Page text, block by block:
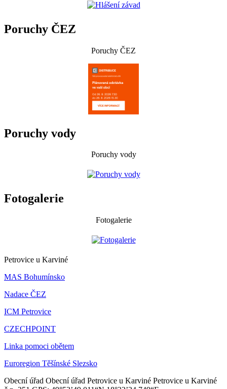
Poruchy ČEZ
Poruchy ČEZ
Poruchy vody
Poruchy vody
Fotogalerie
Fotogalerie
Petrovice u Karviné
MAS Bohumínsko
Nadace ČEZ
ICM Petrovice
CZECHPOINT
Linka pomoci obětem
Euroregion Těšínské Slezsko
Obecní úřad Obecní úřad Petrovice u Karviné Petrovice u Karviné